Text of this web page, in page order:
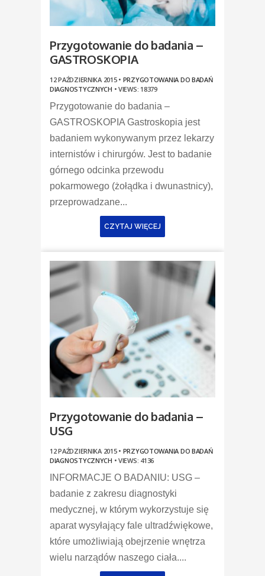
Przygotowanie do badania –
GASTROSKOPIA
12 PAŹDZIERNIKA 2015 • PRZYGOTOWANIA DO BADAŃ
DIAGNOSTYCZNYCH •VIEWS: 18379
Przygotowanie do badania –
GASTROSKOPIA Gastroskopia jest
badaniem wykonywanym przez lekarzy
internistów i chirurgów. Jest to badanie
górnego odcinka przewodu
pokarmowego (żołądka i dwunastnicy),
przeprowadzane...
CZYTAJ WIĘCEJ
Przygotowanie do badania –
USG
12 PAŹDZIERNIKA 2015 • PRZYGOTOWANIA DO BADAŃ
DIAGNOSTYCZNYCH •VIEWS: 4136
INFORMACJE O BADANIU: USG –
badanie z zakresu diagnostyki
medycznej, w którym wykorzystuje się
aparat wysyłający fale ultradźwiękowe,
które umożliwiają obejrzenie wnętrza
wielu narządów naszego ciała....